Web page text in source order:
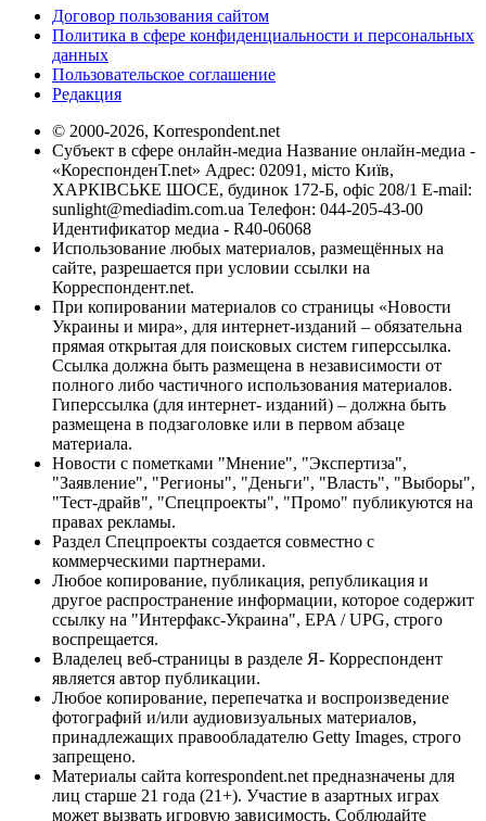
Договор пользования сайтом
Политика в сфере конфиденциальности и персональных
данных
Пользовательское соглашение
Редакция
© 2000-2026, Korrespondent.net
Субъект в сфере онлайн-медиа Название онлайн-медиа -
«КореспонденТ.net» Адрес: 02091, місто Київ,
ХАРКІВСЬКЕ ШОСЕ, будинок 172-Б, офіс 208/1 E-mail:
sunlight@mediadim.com.ua Телефон: 044-205-43-00
Идентификатор медиа - R40-06068
Использование любых материалов, размещённых на
сайте, разрешается при условии ссылки на
Корреспондент.net.
При копировании материалов со страницы «Новости
Украины и мира», для интернет-изданий – обязательна
прямая открытая для поисковых систем гиперссылка.
Ссылка должна быть размещена в независимости от
полного либо частичного использования материалов.
Гиперссылка (для интернет- изданий) – должна быть
размещена в подзаголовке или в первом абзаце
материала.
Новости с пометками "Мнение", "Экспертиза",
"Заявление", "Регионы", "Деньги", "Власть", "Выборы",
"Тест-драйв", "Спецпроекты", "Промо" публикуются на
правах рекламы.
Раздел Спецпроекты создается совместно с
коммерческими партнерами.
Любое копирование, публикация, републикация и
другое распространение информации, которое содержит
ссылку на "Интерфакс-Украина", EPA / UPG, строго
воспрещается.
Владелец веб-страницы в разделе Я- Корреспондент
является автор публикации.
Любое копирование, перепечатка и воспроизведение
фотографий и/или аудиовизуальных материалов,
принадлежащих правообладателю Getty Images, строго
запрещено.
Материалы сайта korrespondent.net предназначены для
лиц старше 21 года (21+). Участие в азартных играх
может вызвать игровую зависимость. Соблюдайте